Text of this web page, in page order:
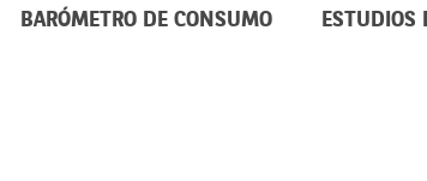
BARÓMETRO DE CONSUMO ESTUDIOS